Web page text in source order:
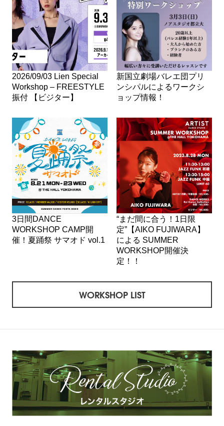
2026/09/03 Lien Special
Workshop – FREESTYLE
振付 【ビジター】
新国立劇場バレエ団プリ
ンシパルによるワークシ
ョップ情報！
3日間DANCE
WORKSHOP CAMP開
催！夏踊祭 サマオド vol.1
“まだ間に合う！1日限
定”【AIKO FUJIWARA】
による SUMMER
WORKSHOP開催決
定！！
WORKSHOP LIST